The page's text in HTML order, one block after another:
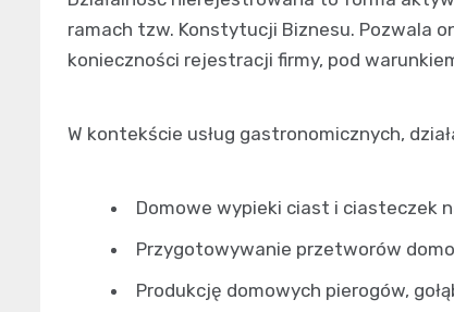
ramach tzw. Konstytucji Biznesu. Pozwala
konieczności rejestracji firmy, pod
W kontekście usług gastronomicznych,
Domowe wypieki ciast i ciasteczek
Przygotowywanie przetworów
Produkcję domowych pierogów,